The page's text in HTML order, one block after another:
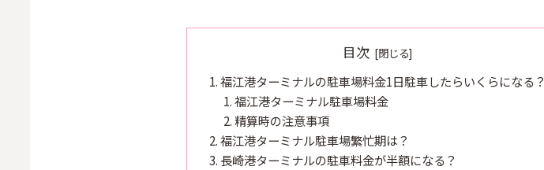
目次
福江港ターミナルの駐車場料金1日駐車したらいくらになる？
福江港ターミナル駐車場料金
精算時の注意事項
福江港ターミナル駐車場繁忙期は？
長崎港ターミナルの駐車料金が半額になる？